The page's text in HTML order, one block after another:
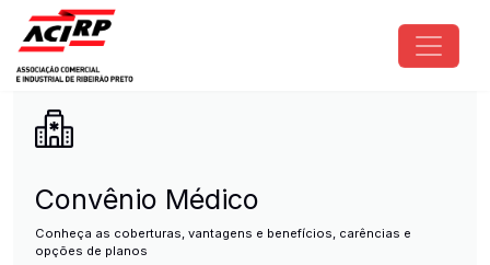
Pular para o conteúdo principal
ACIRP - Associação Comercial
Convênio Médico
Conheça as coberturas, vantagens e benefícios, carências e
opções de planos